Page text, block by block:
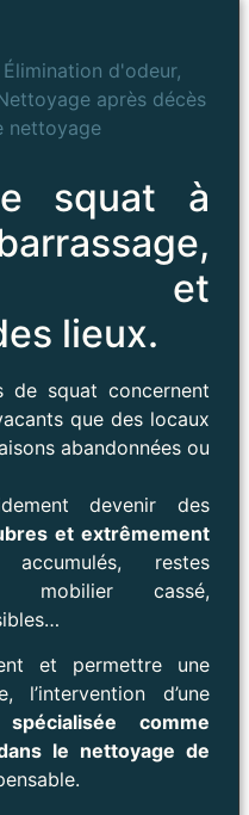
Élimination d'odeur,
après décès
nettoyage
squat à
et
lieux.
de squat concernent
que des locaux
abandonnées ou
devenir des
et extrêmement
restes
mobilier cassé,
et permettre une
d’une
comme
le nettoyage de